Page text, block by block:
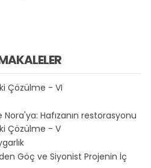
Çözülme - VI
Hafızanın restorasyonu
Çözülme - V
Göç ve Siyonist Projenin İç